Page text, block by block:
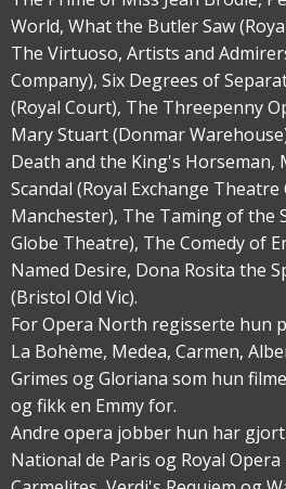
World, What the Butler Saw
The Virtuoso, Artists and
Company), Six Degrees of
(Royal Court), The Threepenny
Mary Stuart (Donmar
Death and the King's Horseman,
Scandal (Royal Exchange Theatre
Manchester), The Taming of the
Globe Theatre), The Comedy of
Named Desire, Dona Rosita the
(Bristol Old Vic).
For Opera North regisserte hun
La Bohème, Medea, Carmen,
Grimes og Gloriana som hun
og fikk en Emmy for.
Andre opera jobber hun har
National de Paris og Royal